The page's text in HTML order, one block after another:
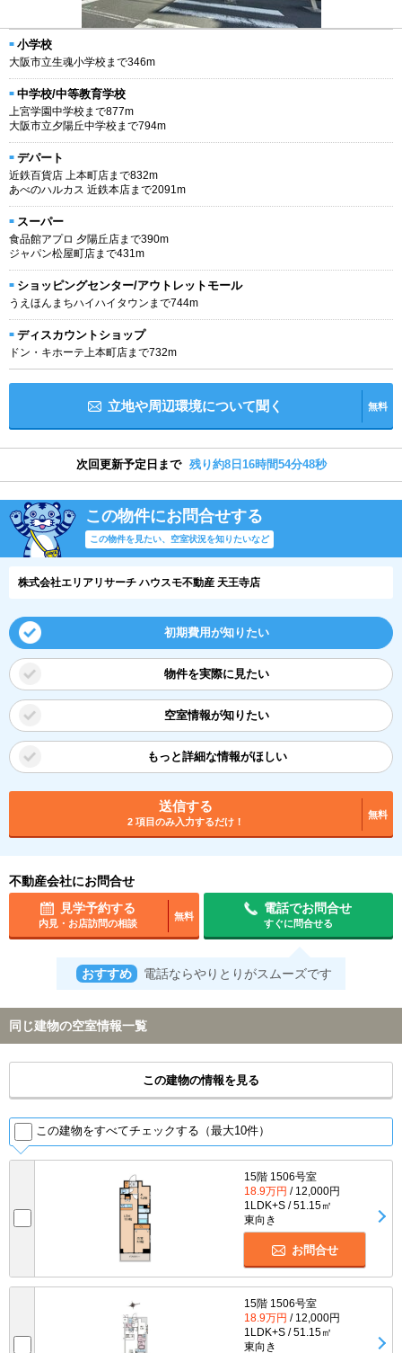
小学校
大阪市立生魂小学校まで346m
中学校/中等教育学校
上宮学園中学校まで877m
大阪市立夕陽丘中学校まで794m
デパート
近鉄百貨店 上本町店まで832m
あべのハルカス 近鉄本店まで2091m
スーパー
食品館アプロ 夕陽丘店まで390m
ジャパン松屋町店まで431m
ショッピングセンター/アウトレットモール
うえほんまちハイハイタウンまで744m
ディスカウントショップ
ドン・キホーテ上本町店まで732m
立地や周辺環境について聞く 無料
次回更新予定日まで 残り約8日16時間54分47秒
この物件にお問合せする
この物件を見たい、空室状況を知りたいなど
株式会社エリアリサーチ ハウスモ不動産 天王寺店
初期費用が知りたい
物件を実際に見たい
空室情報が知りたい
もっと詳細な情報がほしい
送信する
2 項目のみ入力するだけ！
無料
不動産会社にお問合せ
見学予約する
内見・お店訪問の相談
無料
電話でお問合せ
すぐに問合せる
おすすめ 電話ならやりとりがスムーズです
同じ建物の空室情報一覧
この建物の情報を見る
この建物をすべてチェックする（最大10件）
15階 1506号室
18.9万円 / 12,000円
1LDK+S / 51.15㎡
東向き
お問合せ
15階 1506号室
18.9万円 / 12,000円
1LDK+S / 51.15㎡
東向き